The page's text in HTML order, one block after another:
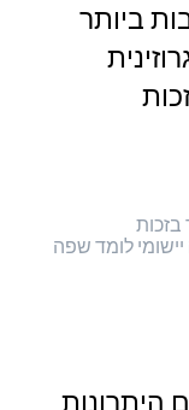
ביותר
בזכות
לומד שפה
היתרונות